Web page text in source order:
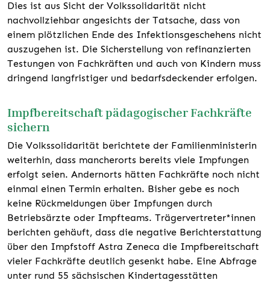
Dies ist aus Sicht der Volkssolidarität nicht
nachvollziehbar angesichts der Tatsache, dass von
einem plötzlichen Ende des Infektionsgeschehens nicht
auszugehen ist. Die Sicherstellung von refinanzierten
Testungen von Fachkräften und auch von Kindern muss
dringend langfristiger und bedarfsdeckender erfolgen.
Impfbereitschaft pädagogischer Fachkräfte
sichern
Die Volkssolidarität berichtete der Familienministerin
weiterhin, dass mancherorts bereits viele Impfungen
erfolgt seien. Andernorts hätten Fachkräfte noch nicht
einmal einen Termin erhalten. Bisher gebe es noch
keine Rückmeldungen über Impfungen durch
Betriebsärzte oder Impfteams. Trägervertreter*innen
berichten gehäuft, dass die negative Berichterstattung
über den Impfstoff Astra Zeneca die Impfbereitschaft
vieler Fachkräfte deutlich gesenkt habe. Eine Abfrage
unter rund 55 sächsischen Kindertagesstätten